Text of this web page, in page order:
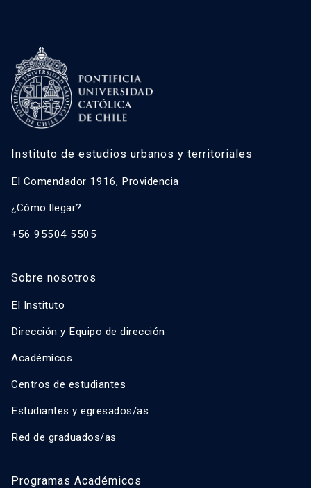
Instituto de estudios urbanos y territoriales
El Comendador 1916, Providencia
¿Cómo llegar?
+56 95504 5505
Sobre nosotros
El Instituto
Dirección y Equipo de dirección
Académicos
Centros de estudiantes
Estudiantes y egresados/as
Red de graduados/as
Programas Académicos